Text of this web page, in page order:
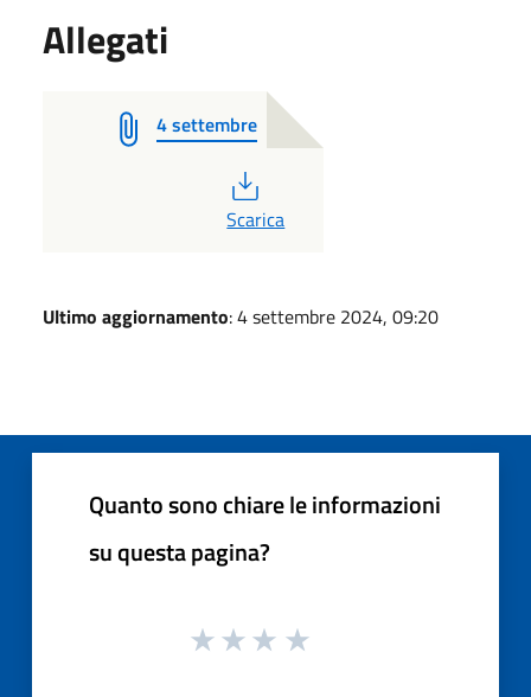
Allegati
4 settembre
PDF
Scarica
Ultimo aggiornamento: 4 settembre 2024, 09:20
Quanto sono chiare le informazioni
su questa pagina?